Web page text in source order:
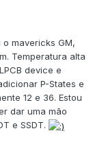
mavericks GM,
Temperatura alta
device e
P-States e
12 e 36. Estou
dar uma mão
e SSDT.